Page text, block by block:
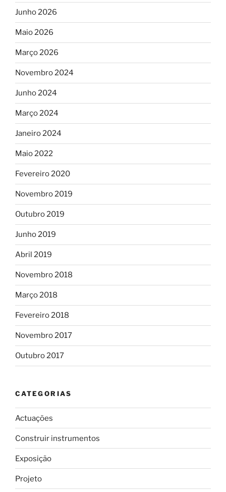
Junho 2026
Maio 2026
Março 2026
Novembro 2024
Junho 2024
Março 2024
Janeiro 2024
Maio 2022
Fevereiro 2020
Novembro 2019
Outubro 2019
Junho 2019
Abril 2019
Novembro 2018
Março 2018
Fevereiro 2018
Novembro 2017
Outubro 2017
CATEGORIAS
Actuações
Construir instrumentos
Exposição
Projeto